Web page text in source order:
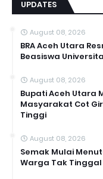
UPDATES
August 08, 2026
BRA Aceh Utara
Beasiswa
August 08, 2026
Bupati Aceh Utara
Masyarakat Cot
Tinggi
August 08, 2026
Semak Mulai
Warga Tak